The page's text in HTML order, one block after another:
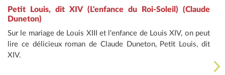
Petit Louis, dit XIV (L'enfance du Roi-Soleil) (Claude
Duneton)
Sur le mariage de Louis XIII et l'enfance de Louis XIV, on peut
lire ce délicieux roman de Claude Duneton, Petit Louis, dit
XIV.